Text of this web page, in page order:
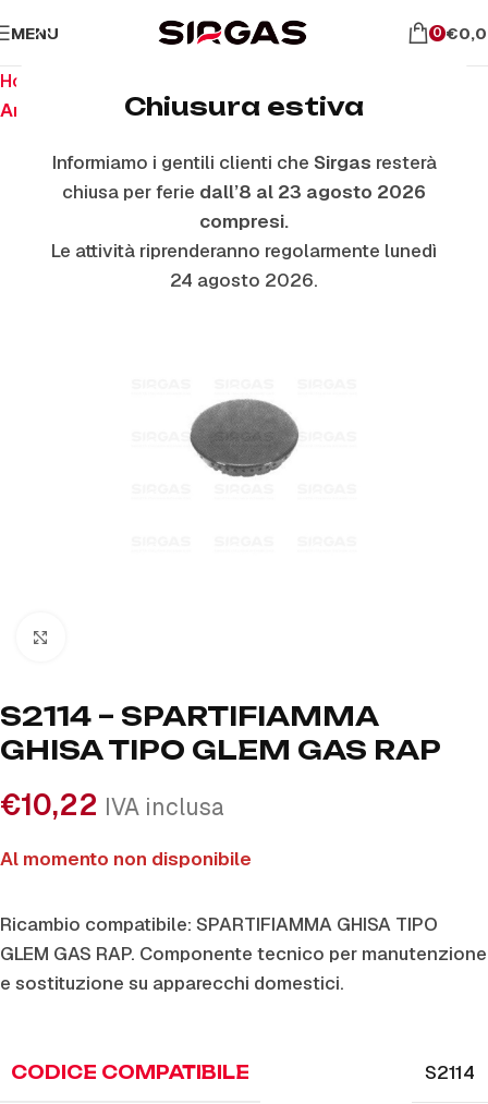
Chiusura estiva
Informiamo i gentili clienti che Sirgas resterà
chiusa per ferie dall’8 al 23 agosto 2026
compresi.
Le attività riprenderanno regolarmente lunedì
24 agosto 2026.
MENU 0 €
Home
Anelli E Piattelli Smaltati
ESAURITO
S2114 – SPARTIFIAMMA
GHISA TIPO GLEM GAS RAP
€10,22 IVA inclusa
Al momento non disponibile
Ricambio compatibile: SPARTIFIAMMA GHISA TIPO
GLEM GAS RAP. Componente tecnico per manutenzione
e sostituzione su apparecchi domestici.
CODICE COMPATIBILE S2114